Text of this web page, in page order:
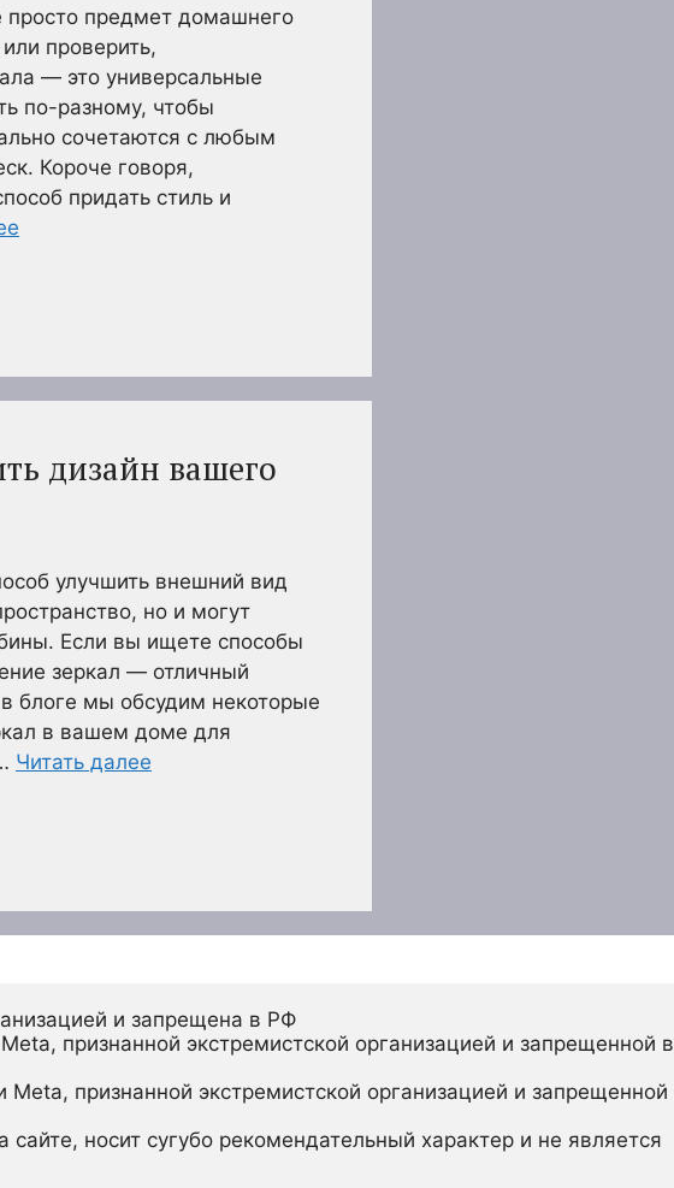
просто предмет домашнего
проверить,
— это универсальные
по-разному, чтобы
сочетаются с любым
Короче говоря,
придать стиль и
дизайн вашего
улучшить внешний вид
но и могут
Если вы ищете способы
зеркал — отличный
блоге мы обсудим некоторые
в вашем доме для
Читать далее
и запрещена в РФ
признанной экстремистской организацией и запрещенной в
признанной экстремистской организацией и запрещенной
носит сугубо рекомендательный характер и не является